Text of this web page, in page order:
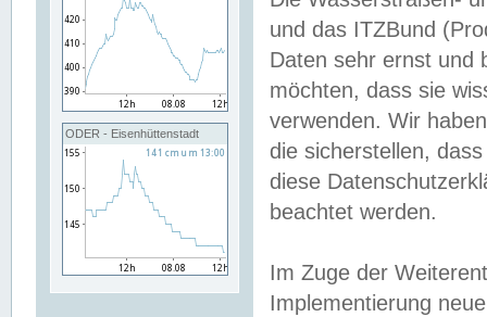
ODER - Eisenhüttenstadt
und das ITZBund
Daten sehr ernst und
möchten, dass sie
verwenden. Wir
die sicherstellen,
diese
beachtet werden.
Im Zuge der
Implementierung